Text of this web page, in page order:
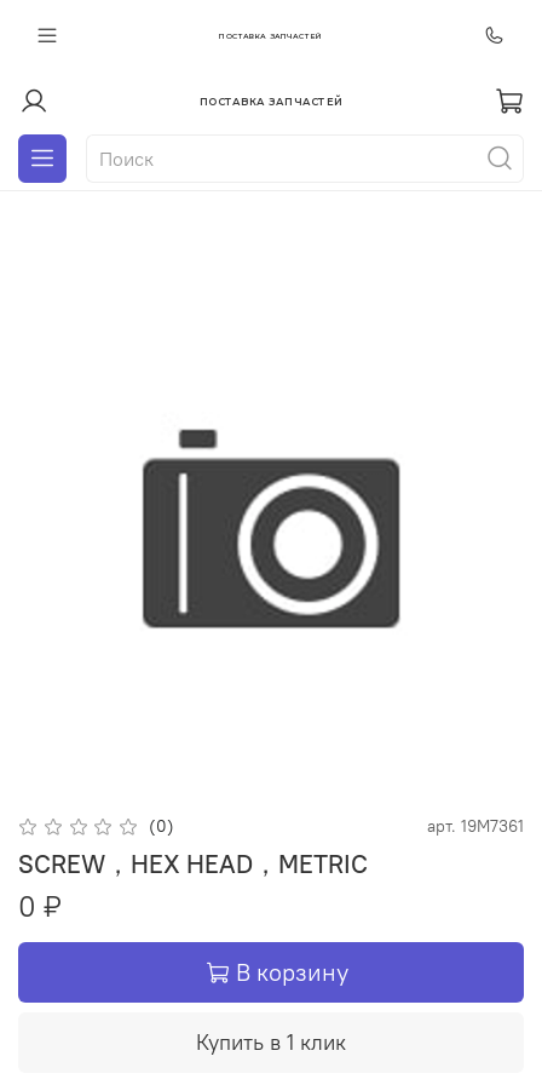
ПОСТАВКА ЗАПЧАСТЕЙ
ПОСТАВКА ЗАПЧАСТЕЙ
(0) арт. 19M7361
SCREW，HEX HEAD，METRIC
0 ₽
В корзину
Купить в 1 клик